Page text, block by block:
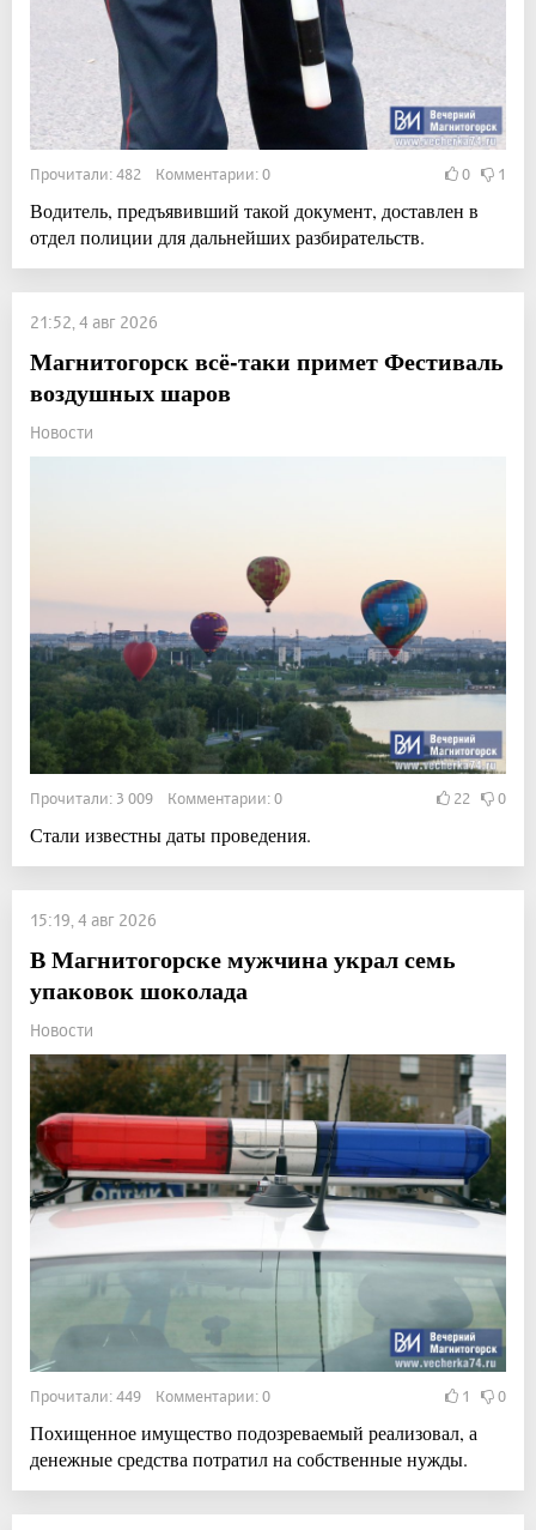
Прочитали: 482 Комментарии: 0 0 1
Водитель, предъявивший такой документ, доставлен в
отдел полиции для дальнейших разбирательств.
21:52, 4 авг 2026
Магнитогорск всё-таки примет Фестиваль
воздушных шаров
Новости
Прочитали: 3 009 Комментарии: 0 22 0
Стали известны даты проведения.
15:19, 4 авг 2026
В Магнитогорске мужчина украл семь
упаковок шоколада
Новости
Прочитали: 449 Комментарии: 0 1 0
Похищенное имущество подозреваемый реализовал, а
денежные средства потратил на собственные нужды.